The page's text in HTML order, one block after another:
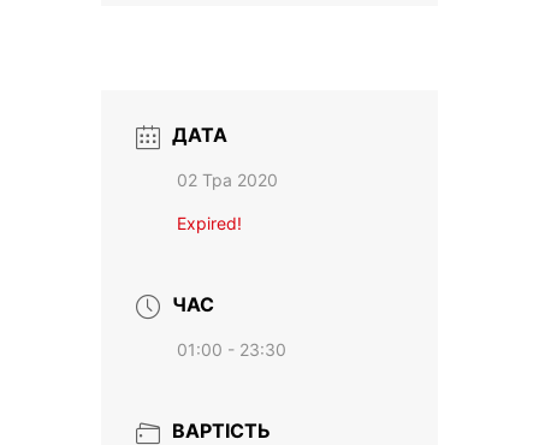
ДАТА
02 Тра 2020
Expired!
ЧАС
01:00 - 23:30
ВАРТІСТЬ